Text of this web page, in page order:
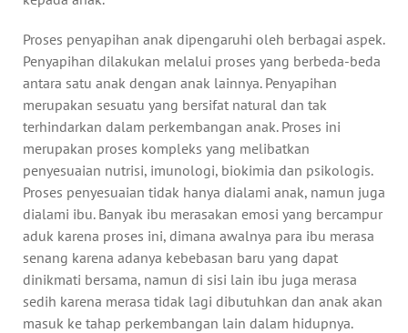
Proses penyapihan anak dipengaruhi oleh berbagai aspek.
Penyapihan dilakukan melalui proses yang berbeda-beda
antara satu anak dengan anak lainnya. Penyapihan
merupakan sesuatu yang bersifat natural dan tak
terhindarkan dalam perkembangan anak. Proses ini
merupakan proses kompleks yang melibatkan
penyesuaian nutrisi, imunologi, biokimia dan psikologis.
Proses penyesuaian tidak hanya dialami anak, namun juga
dialami ibu. Banyak ibu merasakan emosi yang bercampur
aduk karena proses ini, dimana awalnya para ibu merasa
senang karena adanya kebebasan baru yang dapat
dinikmati bersama, namun di sisi lain ibu juga merasa
sedih karena merasa tidak lagi dibutuhkan dan anak akan
masuk ke tahap perkembangan lain dalam hidupnya.